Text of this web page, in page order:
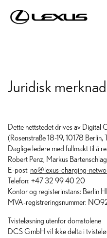
Juridisk merknad
Dette nettstedet drives av Digital
(Rosenstraße 18-19, 10178 Berlin,
Daglige ledere med fullmakt til å
Robert Penz, Markus
E-post: no@lexus-charging-
Telefon: +47 32 99 40 20
Kontor og registerinstans: Berlin
MVA-registreringsnummer:
Tvisteløsning utenfor domstolene
DCS GmbH vil ikke delta i